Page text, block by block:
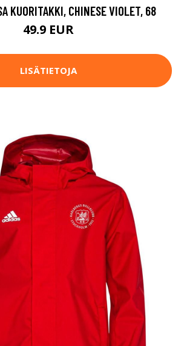
KUORITAKKI, CHINESE VIOLET, 68
49.9 EUR
LISÄTIETOJA